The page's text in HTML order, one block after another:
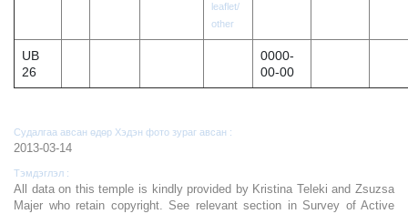
leaflet/
other
UB
26
0000-
00-00
Судалгаа авсан өдөр Хэдэн фото зураг авсан :
2013-03-14
Тэмдэглэл :
All data on this temple is kindly provided by Kristina Teleki and Zsuzsa
Majer who retain copyright. See relevant section in Survey of Active